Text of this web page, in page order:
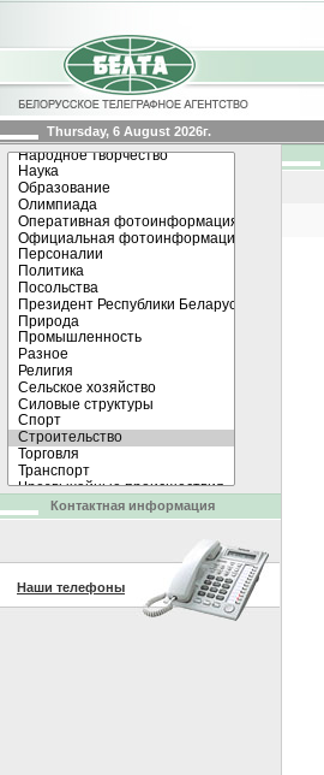
Thursday, 6 August 2026г.
Контактная информация
Наши телефоны